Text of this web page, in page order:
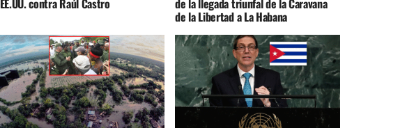
de la Libertad a La Habana